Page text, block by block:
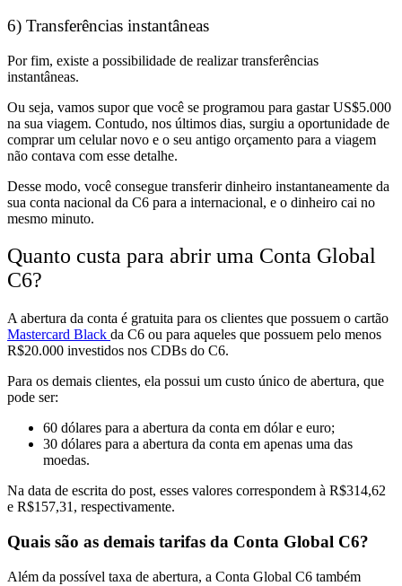
6) Transferências instantâneas
Por fim, existe a possibilidade de realizartransferências
instantâneas.
Ou seja, vamos supor que você se programou para gastar US$5.000
na sua viagem. Contudo, nos últimos dias, surgiu a oportunidade de
comprar um celular novo e o seu antigo orçamento para a viagem
não contava com esse detalhe.
Desse modo, você consegue transferir dinheiro instantaneamente da
sua conta nacional da C6 para a internacional, e o dinheiro cai no
mesmo minuto.
Quanto custa para abrir uma Conta Global
C6?
A abertura da conta é gratuita para os clientes que possuem o cartão
Mastercard Black da C6 ou para aqueles que possuem pelo menos
R$20.000 investidos nos CDBs do C6.
Para os demais clientes, ela possui um custo único de abertura, que
pode ser:
60 dólares para a abertura da conta em dólar e euro;
30 dólares para a abertura da conta em apenas uma das
moedas.
Na data de escrita do post, esses valores correspondem à R$314,62
e R$157,31, respectivamente.
Quais são as demais tarifas da Conta Global C6?
Além da possível taxa de abertura, a Conta Global C6 também